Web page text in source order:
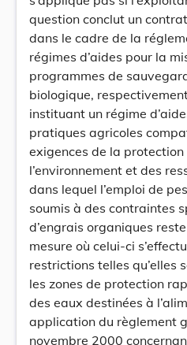
question conclut un
dans le cadre de la
régimes d’aides pour la
programmes de
biologique,
instituant un régime
pratiques agricoles
exigences de la protection
l’environnement et des
dans lequel l’emploi de
soumis à des contraintes
d’engrais organiques
mesure où celui-ci
restrictions telles qu’elles
les zones de protection
des eaux destinées à
application du règlement
novembre 2000